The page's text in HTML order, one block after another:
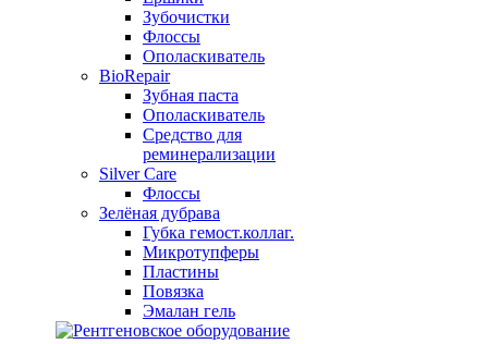
Зубочистки
Флоссы
Ополаскиватель
BioRepair
Зубная паста
Ополаскиватель
Средство для
реминерализации
Silver Care
Флоссы
Зелёная дубрава
Губка гемост.коллаг.
Микротупферы
Пластины
Повязка
Эмалан гель